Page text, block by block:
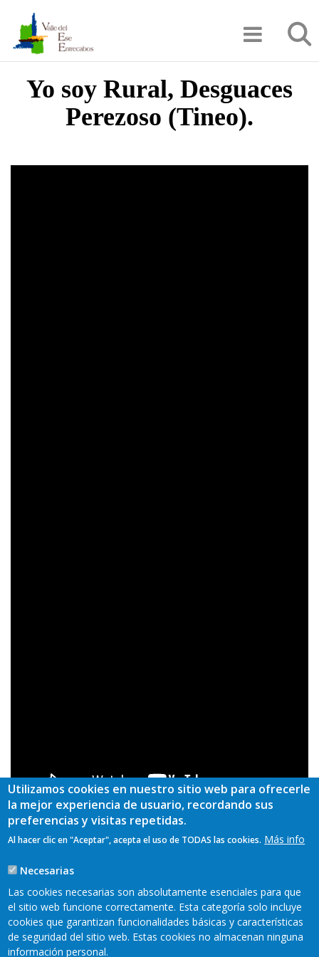
contenido
principal
Yo soy Rural, Desguaces
Perezoso (Tineo).
Grupo de Desarrollo
Valle del Ese – Entrecabos
TAGS
Utilizamos cookies en nuestro sitio web para ofrecerle
la mejor experiencia de usuario, recordando sus
preferencias y visitas repetidas.
Al hacer clic en "Aceptar", acepta el uso de TODAS las cookies. Más info
Necesarias
Las cookies necesarias son absolutamente esenciales para que
el sitio web funcione correctamente. Esta categoría solo incluye
cookies que garantizan funcionalidades básicas y características
de seguridad del sitio web. Estas cookies no almacenan ninguna
información personal.